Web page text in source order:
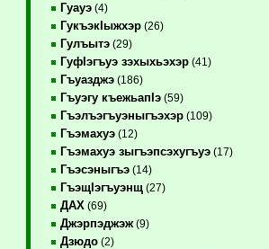
Гуауэ(4)
ГукъэкIыжхэр(26)
Гулъытэ(29)
ГуфIэгъуэ зэхыхьэхэр(41)
Гъуазджэ(186)
Гъуэгу къежьапIэ(59)
Гъэлъэгъуэныгъэхэр(109)
Гъэмахуэ(12)
Гъэмахуэ зыгъэпсэхугъуэ(17)
Гъэсэныгъэ(14)
ГъэщIэгъуэнщ(27)
ДАХ (69)
Джэрпэджэж(9)
Дзюдо(2)